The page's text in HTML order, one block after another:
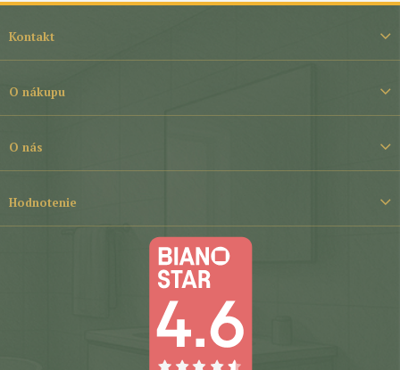
Z
i
Kontakt
O nákupu
O nás
Hodnotenie